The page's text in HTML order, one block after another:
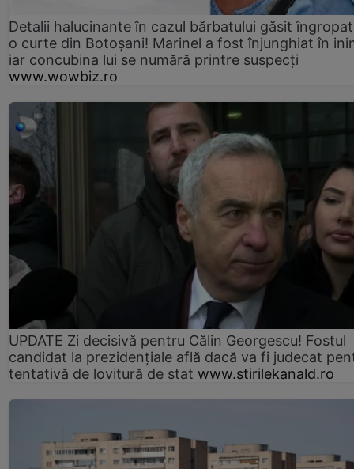
Detalii halucinante în cazul bărbatului găsit
o curte din Botoșani! Marinel a fost înjunghiat în
iar concubina lui se numără printre suspecți
www.wowbiz.ro
UPDATE Zi decisivă pentru Călin Georgescu! Fostul
candidat la prezidențiale află dacă va fi judecat
tentativă de lovitură de stat www.stirilekanald.ro